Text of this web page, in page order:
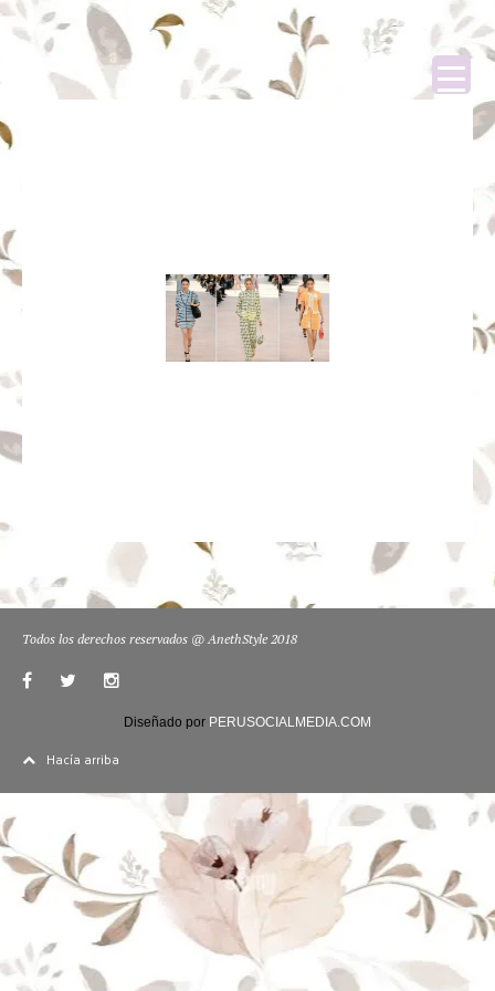
Todos los derechos reservados @ AnethStyle 2018
Diseñado por PERUSOCIALMEDIA.COM
Hacía arriba